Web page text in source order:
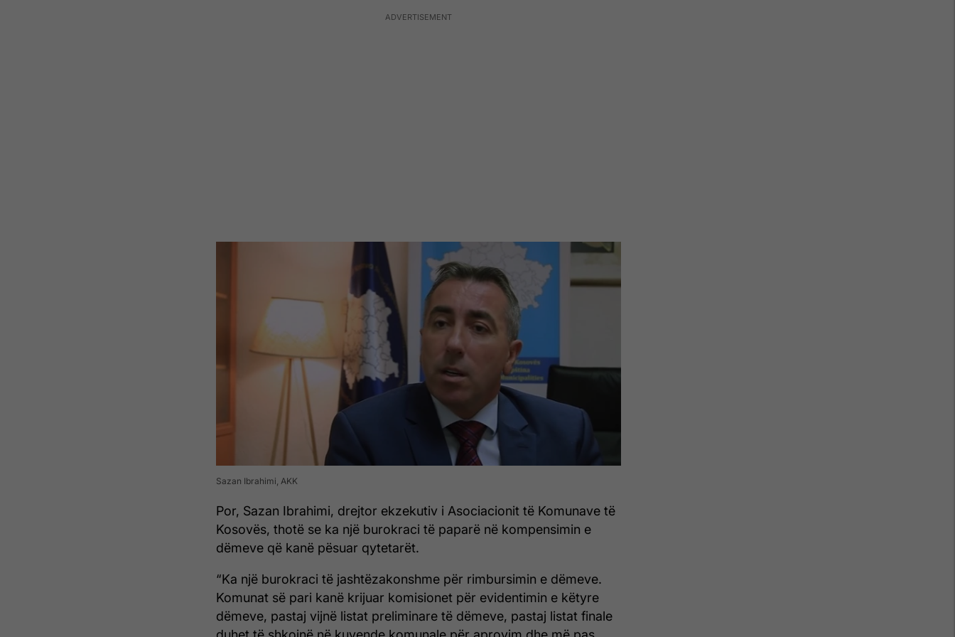
Sazan Ibrahimi, AKK
Por, Sazan Ibrahimi, drejtor ekzekutiv i Asociacionit të Komunave të
Kosovës, thotë se ka një burokraci të paparë në kompensimin e
dëmeve që kanë pësuar qytetarët.
“Ka një burokraci të jashtëzakonshme për rimbursimin e dëmeve.
Komunat së pari kanë krijuar komisionet për evidentimin e këtyre
dëmeve, pastaj vijnë listat preliminare të dëmeve, pastaj listat finale